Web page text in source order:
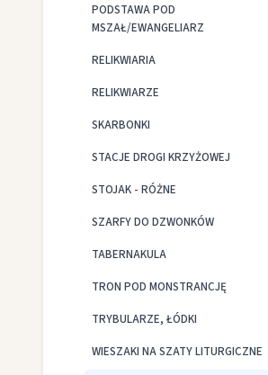
PODSTAWA POD
MSZAŁ/EWANGELIARZ
RELIKWIARIA
RELIKWIARZE
SKARBONKI
STACJE DROGI KRZYŻOWEJ
STOJAK - RÓŻNE
SZARFY DO DZWONKÓW
TABERNAKULA
TRON POD MONSTRANCJĘ
TRYBULARZE, ŁÓDKI
WIESZAKI NA SZATY LITURGICZNE